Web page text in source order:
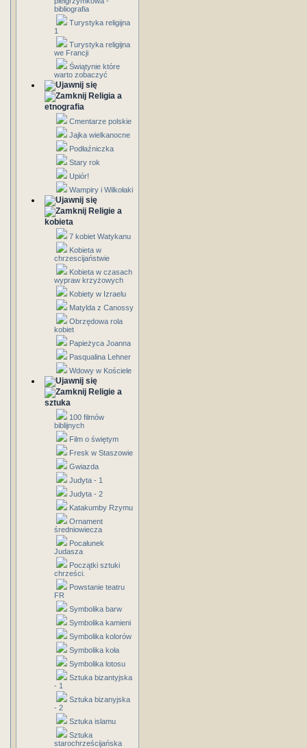
bibliografia
Turystyka religijna
1
Turystyka religijna
we Francji
Świątynie które
warto zobaczyć
Religia a
etnografia
Cmentarze polskie
Jajka wielkanocne
Podłaźniczka
Stary rok
Upiór!
Wampiry i Wilkołaki
Religie a
kobieta
7 kobiet Watykanu
Kobieta w
chrzescijaństwie
Kobieta w czasach
wypraw krzyżowych
Kobiety w Izraelu
Matylda z Canossy
Obrzędowa rola
kobiet
Papieżyca Joanna
Pasqualina Lehner
Wdowy w Kościele
Religie a
sztuka
100 filmów
biblijnych
Film o świętym
Fresk w Staszowie
Gwiazda
Judyta - 1
Judyta - 2
Katakumby Rzymu
Ornament
średniowiecza
Pocałunek
Judasza
Początki sztuki
chrześci.
Powstanie teatru
FR
Symbolika barw
Symbolika kamieni
Symbolika kolorów
Symbolika koła
Symbolika lotosu
Sztuka bizantyjska
- 1
Sztuka bizanyjska
- 2
Sztuka islamu
Sztuka
starochrześcijańska